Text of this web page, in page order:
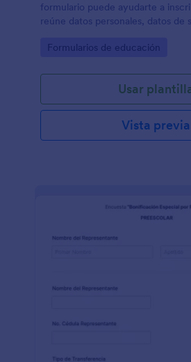
formulario puede ayudarte a
reúne datos personales, datos de
Go to Category:
Formularios de educación
Usar
Vista previa